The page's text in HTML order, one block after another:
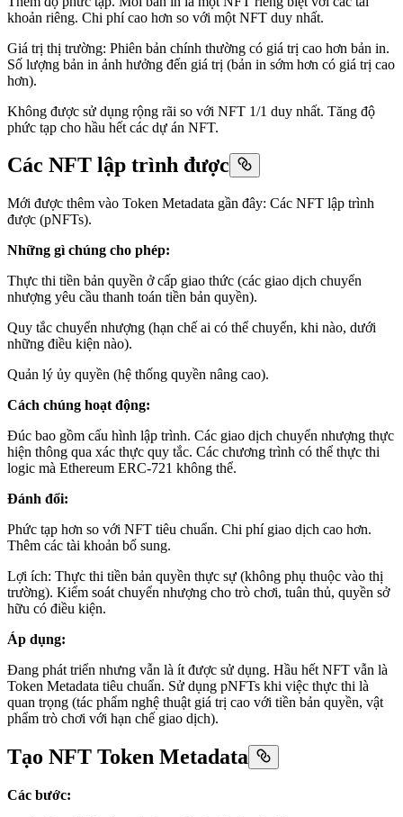
khoản riêng. Chi phí cao hơn so với một NFT duy nhất.
Giá trị thị trường: Phiên bản chính thường có giá trị cao hơn bản in.
Số lượng bản in ảnh hưởng đến giá trị (bản in sớm hơn có giá trị cao
hơn).
Không được sử dụng rộng rãi so với NFT 1/1 duy nhất. Tăng độ
phức tạp cho hầu hết các dự án NFT.
Các NFT lập trình được
Mới được thêm vào Token Metadata gần đây: Các NFT lập trình
được (pNFTs).
Những gì chúng cho phép:
Thực thi tiền bản quyền ở cấp giao thức (các giao dịch chuyển
nhượng yêu cầu thanh toán tiền bản quyền).
Quy tắc chuyển nhượng (hạn chế ai có thể chuyển, khi nào, dưới
những điều kiện nào).
Quản lý ủy quyền (hệ thống quyền nâng cao).
Cách chúng hoạt động:
Đúc bao gồm cấu hình lập trình. Các giao dịch chuyển nhượng thực
hiện thông qua xác thực quy tắc. Các chương trình có thể thực thi
logic mà Ethereum ERC-721 không thể.
Đánh đổi:
Phức tạp hơn so với NFT tiêu chuẩn. Chi phí giao dịch cao hơn.
Thêm các tài khoản bổ sung.
Lợi ích: Thực thi tiền bản quyền thực sự (không phụ thuộc vào thị
trường). Kiểm soát chuyển nhượng cho trò chơi, tuân thủ, quyền sở
hữu có điều kiện.
Áp dụng:
Đang phát triển nhưng vẫn là ít được sử dụng. Hầu hết NFT vẫn là
Token Metadata tiêu chuẩn. Sử dụng pNFTs khi việc thực thi là
quan trọng (tác phẩm nghệ thuật giá trị cao với tiền bản quyền, vật
phẩm trò chơi với hạn chế giao dịch).
Tạo NFT Token Metadata
Các bước: